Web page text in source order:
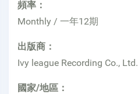
頻率：
Monthly / 一年12期
出版商：
Ivy league Recording Co., Ltd.
國家/地區：